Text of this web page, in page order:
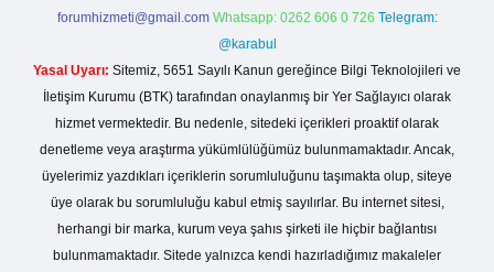
forumhizmeti@gmail.com Whatsapp: 0262 606 0 726 Telegram:
@karabul
Yasal Uyarı: Sitemiz, 5651 Sayılı Kanun gereğince Bilgi Teknolojileri ve
İletişim Kurumu (BTK) tarafından onaylanmış bir Yer Sağlayıcı olarak
hizmet vermektedir. Bu nedenle, sitedeki içerikleri proaktif olarak
denetleme veya araştırma yükümlülüğümüz bulunmamaktadır. Ancak,
üyelerimiz yazdıkları içeriklerin sorumluluğunu taşımakta olup, siteye
üye olarak bu sorumluluğu kabul etmiş sayılırlar. Bu internet sitesi,
herhangi bir marka, kurum veya şahıs şirketi ile hiçbir bağlantısı
bulunmamaktadır. Sitede yalnızca kendi hazırladığımız makaleler